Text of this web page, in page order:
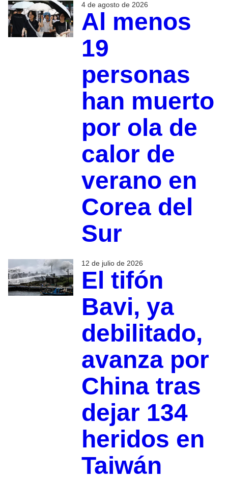
4 de agosto de 2026
Al menos
19
personas
han muerto
por ola de
calor de
verano en
Corea del
Sur
12 de julio de 2026
El tifón
Bavi, ya
debilitado,
avanza por
China tras
dejar 134
heridos en
Taiwán